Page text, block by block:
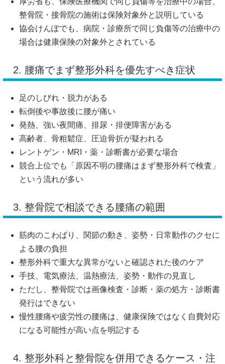
整骨院・接骨院の施術は保険対象外と説明している
協会けんぽでも、病院・診療所で同じ負傷等の治療中の
場合は健康保険の対象外とされている
2. 腰痛でまず整形外科を優先すべき症状
足のしびれ・脱力がある
転倒後や事故後に腰が痛い
発熱、強い夜間痛、排尿・排便障害がある
高齢者、骨粗鬆症、圧迫骨折が疑われる
レントゲン・MRI・薬・診断書が必要な場合
競合上位でも「原因不明の腰痛はまず整形外科で検査」
という流れが多い
3. 整骨院で相談できる腰痛の範囲
筋肉のこわばり、関節の動き、姿勢・日常動作のクセに
よる腰の負担
整形外科で重大な異常がないと確認された後のケア
手技、電気療法、温熱療法、姿勢・動作の見直し
ただし、整骨院では画像検査・診断・薬の処方・診断書
発行はできない
慢性腰痛や疲労性の腰痛は、健康保険ではなく自費対応
になる可能性が高い点を明記する
4. 整形外科と整骨院を併用できるケース・注